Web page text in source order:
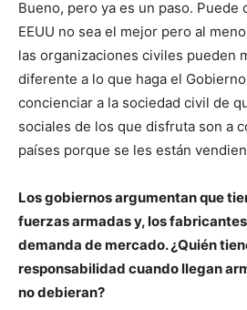
Bueno, pero ya es un paso. Puede
EEUU no sea el mejor pero al
las organizaciones civiles pueden
diferente a lo que haga el
concienciar a la sociedad civil de
sociales de los que disfruta son a
países porque se les están
Los gobiernos argumentan que
fuerzas armadas y, los
demanda de mercado. ¿Quién
responsabilidad cuando llegan
no debieran?